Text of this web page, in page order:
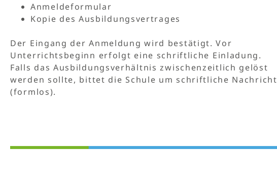
Anmeldeformular
Kopie des Ausbildungsvertrages
Der Eingang der Anmeldung wird bestätigt. Vor
Unterrichts­beginn erfolgt eine schriftliche Einladung.
Falls das Ausbildungsverhältnis zwischenzeitlich gelöst
werden sollte, bittet die Schule um schriftliche Nachricht
(formlos).